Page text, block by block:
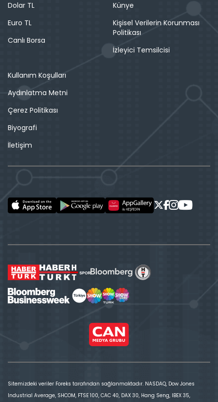
Dolar TL
Euro TL
Canlı Borsa
Künye
Kişisel Verilerin Korunması
Politikası
İzleyici Temsilcisi
Kullanım Koşulları
Aydınlatma Metni
Çerez Politikası
Biyografi
İletişim
Sitemizdeki veriler Foreks tarafından sağlanmaktadır. NASDAQ, Dow Jones
Industrial Average, SHCOM, FTSE 100, CAC 40, DAX 30, Hang Seng, IBEX 35,